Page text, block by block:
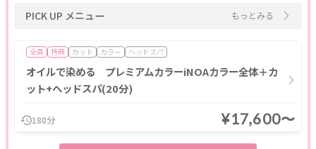
PICK UP メニュー もっとみる
全員 特典 カット カラー ヘッドスパ
オイルで染める プレミアムカラーiNOAカラー全体＋カ
ット+ヘッドスパ(20分)
180分 ¥17,600〜